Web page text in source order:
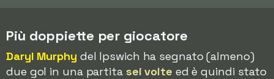
Più doppiette per giocatore
Daryl Murphy del Ipswich ha segnato (almeno)
due gol in una partita sei volte ed è quindi stato